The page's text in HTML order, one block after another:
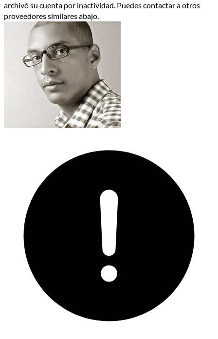
archivó su cuenta por inactividad. Puedes contactar a otros
proveedores similares abajo.